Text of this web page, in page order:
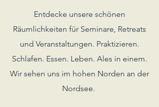
Entdecke unsere schönen
Räumlichkeiten für Seminare, Retreats
und Veranstaltungen. Praktizieren.
Schlafen. Essen. Leben. Ales in einem.
Wir sehen uns im hohen Norden an der
Nordsee.